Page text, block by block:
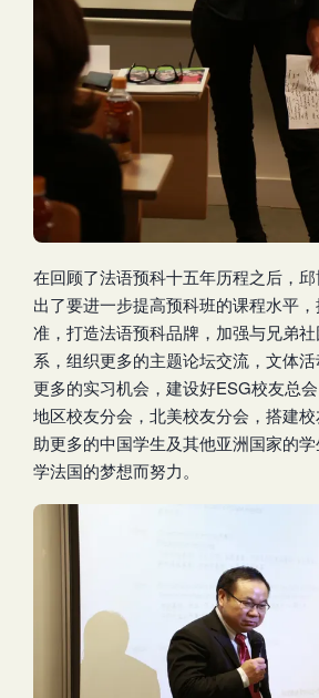
在回顾了法语预科十五年历程之后，
出了要进一步提高预科班的课程水平
准，打造法语预科品牌，加强与兄弟
系，组织更多的主题论坛交流，文体
更多的实习机会，建设好ESG校友总
地区校友分会，北美校友分会，搭建
助更多的中国学生及其他亚洲国家的
学法国的梦想而努力。